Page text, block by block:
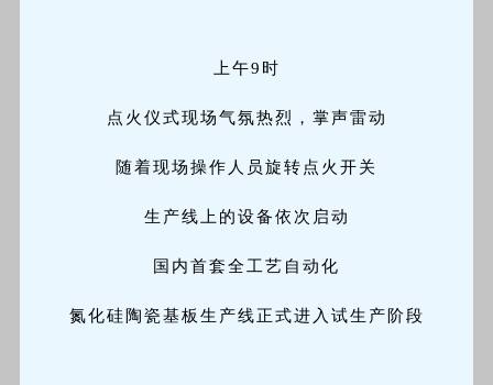
上午9时
点火仪式现场气氛热烈，掌声雷动
随着现场操作人员旋转点火开关
生产线上的设备依次启动
国内首套全工艺自动化
氮化硅陶瓷基板生产线正式进入试生产阶段